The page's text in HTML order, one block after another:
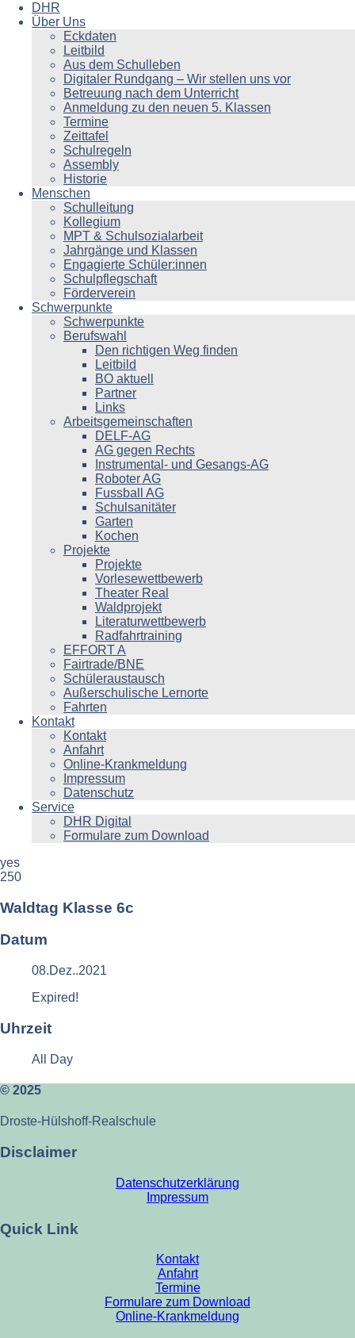
DHR
Über Uns
Eckdaten
Leitbild
Aus dem Schulleben
Digitaler Rundgang – Wir stellen uns vor
Betreuung nach dem Unterricht
Anmeldung zu den neuen 5. Klassen
Termine
Zeittafel
Schulregeln
Assembly
Historie
Menschen
Schulleitung
Kollegium
MPT & Schulsozialarbeit
Jahrgänge und Klassen
Engagierte Schüler:innen
Schulpflegschaft
Förderverein
Schwerpunkte
Schwerpunkte
Berufswahl
Den richtigen Weg finden
Leitbild
BO aktuell
Partner
Links
Arbeitsgemeinschaften
DELF-AG
AG gegen Rechts
Instrumental- und Gesangs-AG
Roboter AG
Fussball AG
Schulsanitäter
Garten
Kochen
Projekte
Projekte
Vorlesewettbewerb
Theater Real
Waldprojekt
Literaturwettbewerb
Radfahrtraining
EFFORT A
Fairtrade/BNE
Schüleraustausch
Außerschulische Lernorte
Fahrten
Kontakt
Kontakt
Anfahrt
Online-Krankmeldung
Impressum
Datenschutz
Service
DHR Digital
Formulare zum Download
yes
250
Waldtag Klasse 6c
Datum
08.Dez..2021
Expired!
Uhrzeit
All Day
© 2025
Droste-Hülshoff-Realschule
Disclaimer
Datenschutzerklärung
Impressum
Quick Link
Kontakt
Anfahrt
Termine
Formulare zum Download
Online-Krankmeldung